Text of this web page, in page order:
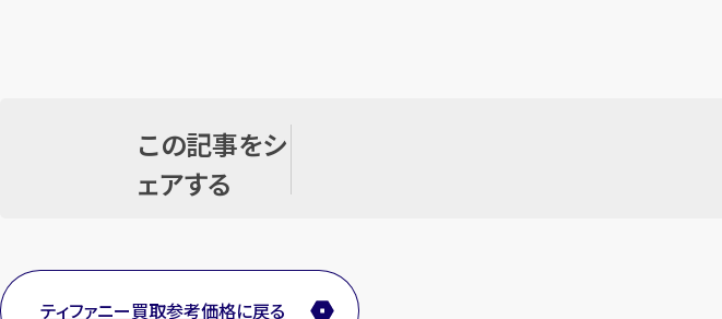
この記事をシ
ェアする
ティファニー買取参考価格に戻る